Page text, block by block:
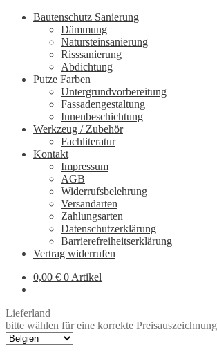
Bautenschutz Sanierung
Dämmung
Natursteinsanierung
Risssanierung
Abdichtung
Putze Farben
Untergrundvorbereitung
Fassadengestaltung
Innenbeschichtung
Werkzeug / Zubehör
Fachliteratur
Kontakt
Impressum
AGB
Widerrufsbelehrung
Versandarten
Zahlungsarten
Datenschutzerklärung
Barrierefreiheitserklärung
Vertrag widerrufen
0,00 € 0 Artikel
Lieferland
bitte wählen für eine korrekte Preisauszeichnung